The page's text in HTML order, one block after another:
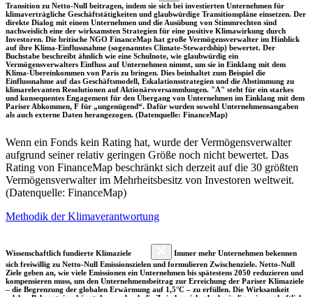
Transition zu Netto-Null beitragen, indem sie sich bei investierten Unternehmen für
klimaverträgliche Geschäftstätigkeiten und glaubwürdige Transitionspläne einsetzen. Der
direkte Dialog mit einem Unternehmen und die Ausübung von Stimmrechten sind
nachweislich eine der wirksamsten Strategien für eine positive Klimawirkung durch
Investoren. Die britische NGO FinanceMap hat große Vermögensverwalter im Hinblick
auf ihre Klima-Einflussnahme (sogenanntes Climate-Stewardship) bewertet. Der
Buchstabe beschreibt ähnlich wie eine Schulnote, wie glaubwürdig ein
Vermögensverwalters Einfluss auf Unternehmen nimmt, um sie in Einklang mit dem
Klima-Übereinkommen von Paris zu bringen. Dies beinhaltet zum Beispiel die
Einflussnahme auf das Geschäftsmodell, Eskalationsstrategien und die Abstimmung zu
klimarelevanten Resolutionen auf Aktionärsversammlungen. "A" steht für ein starkes
und konsequentes Engagement für den Übergang von Unternehmen im Einklang mit dem
Pariser Abkommen, F für „ungenügend“. Dafür wurden sowohl Unternehmensangaben
als auch externe Daten herangezogen. (Datenquelle: FinanceMap)
Wenn ein Fonds kein Rating hat, wurde der Vermögensverwalter
aufgrund seiner relativ geringen Größe noch nicht bewertet. Das
Rating von FinanceMap beschränkt sich derzeit auf die 30 größten
Vermögensverwalter im Mehrheitsbesitz von Investoren weltweit.
(Datenquelle: FinanceMap)
Methodik der Klimaverantwortung
Wissenschaftlich fundierte Klimaziele
Immer mehr Unternehmen bekennen
sich freiwillig zu Netto-Null Emissionszielen und formulieren Zwischenziele. Netto-Null
Ziele geben an, wie viele Emissionen ein Unternehmen bis spätestens 2050 reduzieren und
kompensieren muss, um den Unternehmensbeitrag zur Erreichung der Pariser Klimaziele
– die Begrenzung der globalen Erwärmung auf 1,5°C – zu erfüllen. Die Wirksamkeit